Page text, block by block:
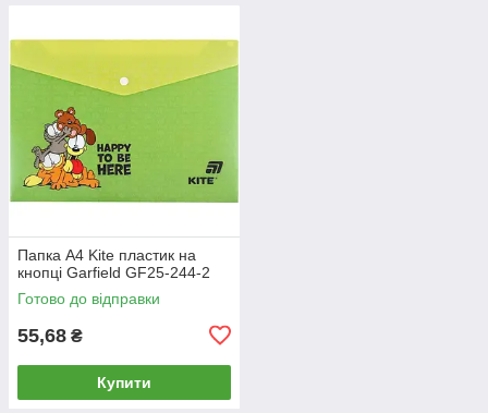
Папка А4 Kite пластик на
кнопці Garfield GF25-244-2
Готово до відправки
55,68 ₴
Купити